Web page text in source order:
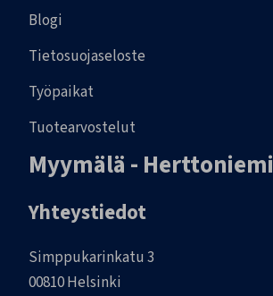
Blogi
Tietosuojaseloste
Työpaikat
Tuotearvostelut
Myymälä - Herttoniemi
Yhteystiedot
Simppukarinkatu 3
00810 Helsinki